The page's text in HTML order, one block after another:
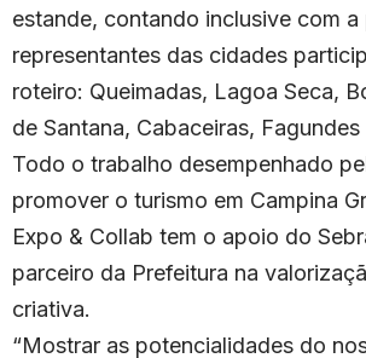
estande, contando inclusive com a
representantes das cidades
roteiro: Queimadas, Lagoa Seca,
de Santana, Cabaceiras,
Todo o trabalho desempenhado
promover o turismo em Campina
Expo & Collab tem o apoio do
parceiro da Prefeitura na
criativa.
“Mostrar as potencialidades do